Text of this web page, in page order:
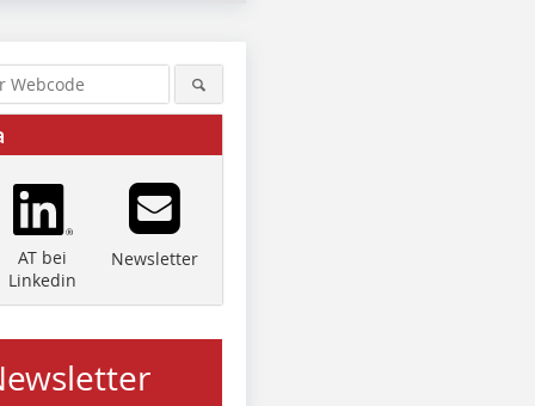
AT bei
Linkedin
Newsletter